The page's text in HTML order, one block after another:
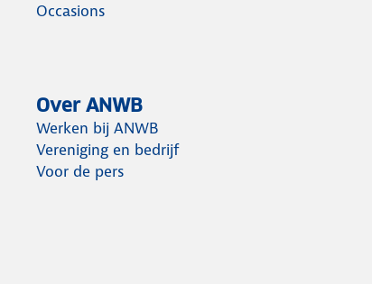
Occasions
Over ANWB
Werken bij ANWB
Vereniging en bedrijf
Voor de pers